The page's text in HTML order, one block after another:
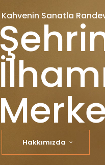
Kahvenin Sanatla
Hakkımızda